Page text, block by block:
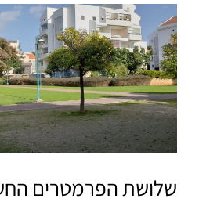
שלושת הפרמטרים
שלושת
הפרמטרים
החשובים
בניהול
נכסים